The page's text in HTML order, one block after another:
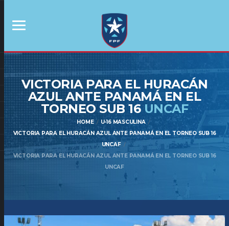
VICTORIA PARA EL HURACÁN
AZUL ANTE PANAMÁ EN EL
TORNEO SUB 16 UNCAF
HOME
U-16 MASCULINA
VICTORIA PARA EL HURACÁN AZUL ANTE PANAMÁ EN EL TORNEO SUB 16
UNCAF
VICTORIA PARA EL HURACÁN AZUL ANTE PANAMÁ EN EL TORNEO SUB 16
UNCAF